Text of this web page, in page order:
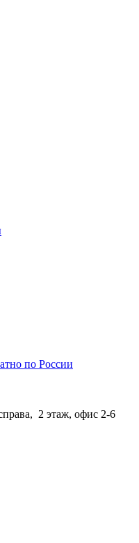
по России
2 этаж, офис 2-6